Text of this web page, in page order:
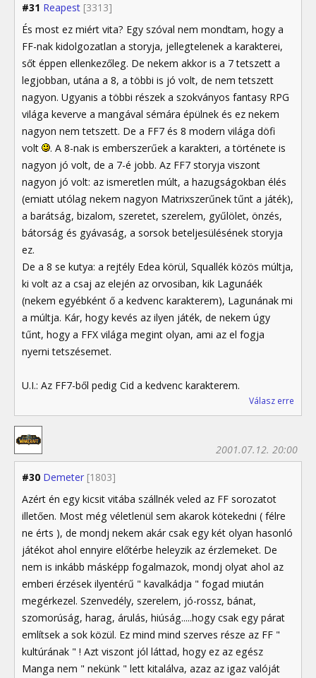
#31 Reapest [3313]
És most ez miért vita? Egy szóval nem mondtam, hogy a
FF-nak kidolgozatlan a storyja, jellegtelenek a karakterei,
sőt éppen ellenkezőleg. De nekem akkor is a 7 tetszett a
legjobban, utána a 8, a többi is jó volt, de nem tetszett
nagyon. Ugyanis a többi részek a szokványos fantasy RPG
világa keverve a mangával sémára épülnek és ez nekem
nagyon nem tetszett. De a FF7 és 8 modern világa döfi
volt
. A 8-nak is emberszerűek a karakteri, a története is
nagyon jó volt, de a 7-é jobb. Az FF7 storyja viszont
nagyon jó volt: az ismeretlen múlt, a hazugságokban élés
(emiatt utólag nekem nagyon Matrixszerűnek tűnt a játék),
a barátság, bizalom, szeretet, szerelem, gyűlölet, önzés,
bátorság és gyávaság, a sorsok beteljesülésének storyja
ez.
De a 8 se kutya: a rejtély Edea körül, Squallék közös múltja,
ki volt az a csaj az elején az orvosiban, kik Lagunáék
(nekem egyébként ő a kedvenc karakterem), Lagunának mi
a múltja. Kár, hogy kevés az ilyen játék, de nekem úgy
tűnt, hogy a FFX világa megint olyan, ami az el fogja
nyerni tetszésemet.
U.I.: Az FF7-ből pedig Cid a kedvenc karakterem.
Válasz erre
#30 Demeter [1803]
2001.07.12. 20:00
Azért én egy kicsit vitába szállnék veled az FF sorozatot
illetően. Most még véletlenül sem akarok kötekedni ( félre
ne érts ), de mondj nekem akár csak egy két olyan hasonló
játékot ahol ennyire előtérbe heleyzik az érzlemeket. De
nem is inkább másképp fogalmazok, mondj olyat ahol az
emberi érzések ilyentérű " kavalkádja " fogad miután
megérkezel. Szenvedély, szerelem, jó-rossz, bánat,
szomorúság, harag, árulás, hiúság.....hogy csak egy párat
említsek a sok közül. Ez mind mind szerves része az FF "
kultúrának " ! Azt viszont jól láttad, hogy ez az egész
Manga nem " nekünk " lett kitalálva, azaz az igaz valóját